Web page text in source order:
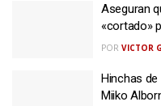
Aseguran
«cortado»
POR VICTOR
Hinchas
Miiko